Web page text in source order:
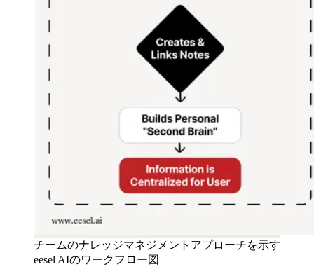
チームのナレッジマネジメントアプローチを示す
eesel AIのワークフロー図